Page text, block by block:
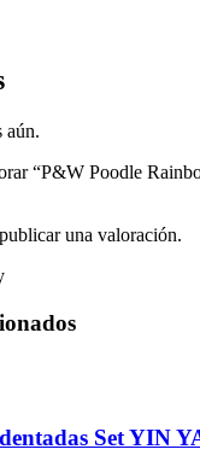
aún.
“P&W Poodle
una valoración.
Set YIN